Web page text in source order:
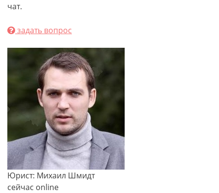
чат.
задать вопрос
Юрист: Михаил Шмидт
сейчас online